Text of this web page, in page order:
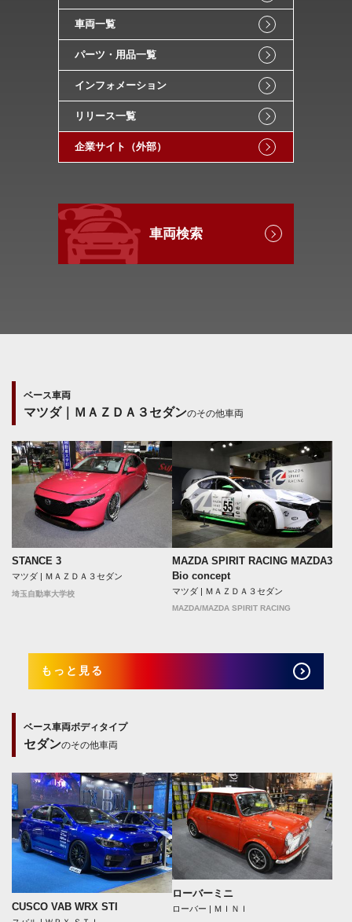
車両一覧
パーツ・用品一覧
インフォメーション
リリース一覧
企業サイト（外部）
車両検索
ベース車両
マツダ｜ＭＡＺＤＡ３セダンのその他車両
STANCE 3
マツダ | ＭＡＺＤＡ３セダン
埼玉自動車大学校
MAZDA SPIRIT RACING MAZDA3
Bio concept
マツダ | ＭＡＺＤＡ３セダン
MAZDA/MAZDA SPIRIT RACING
もっと見る
ベース車両ボディタイプ
セダンのその他車両
CUSCO VAB WRX STI
ローバーミニ
ローバー | ＭＩＮＩ